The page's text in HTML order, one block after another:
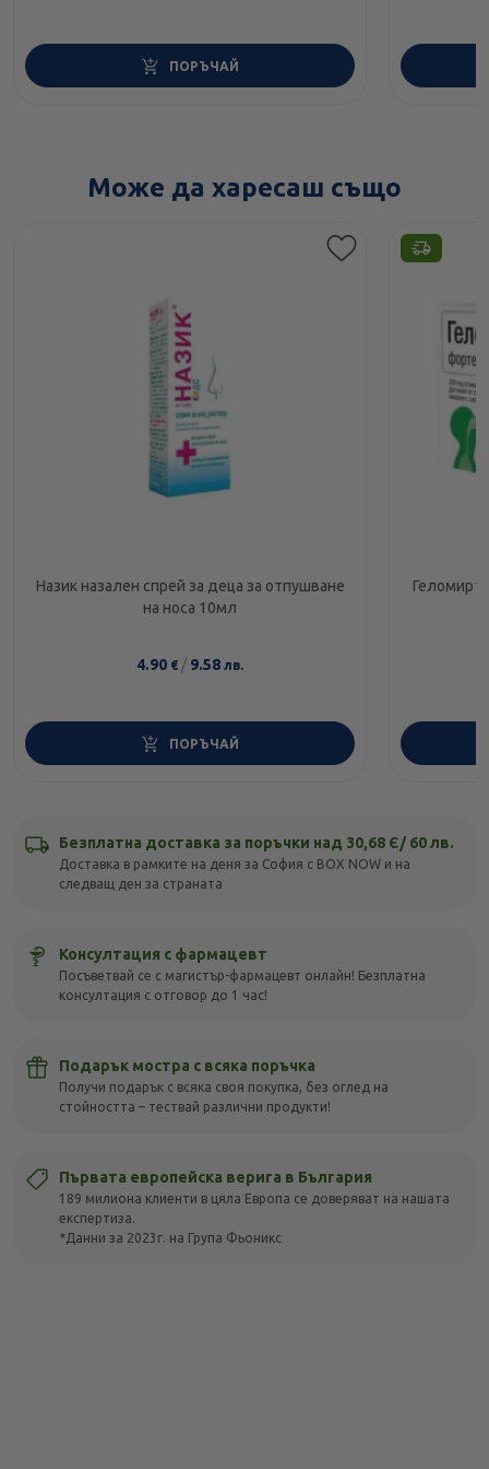
ПОРЪЧАЙ
Може да харесаш също
Назик назален спрей за деца за отпушване
на носа 10мл
4.90 € / 9.58 лв.
ПОРЪЧАЙ
Безплатна доставка за поръчки над 30,68 Є/ 60 лв.
Доставка в рамките на деня за София с BOX NOW и на
следващ ден за страната
Консултация с фармацевт
Посъветвай се с магистър-фармацевт онлайн! Безплатна
консултация с отговор до 1 час!
Подарък мостра с всяка поръчка
Получи подарък с всяка своя покупка, без оглед на
стойността – тествай различни продукти!
Първата европейска верига в България
189 милиона клиенти в цяла Европа се доверяват на нашата
експертиза.
*Данни за 2023г. на Група Фьоникс